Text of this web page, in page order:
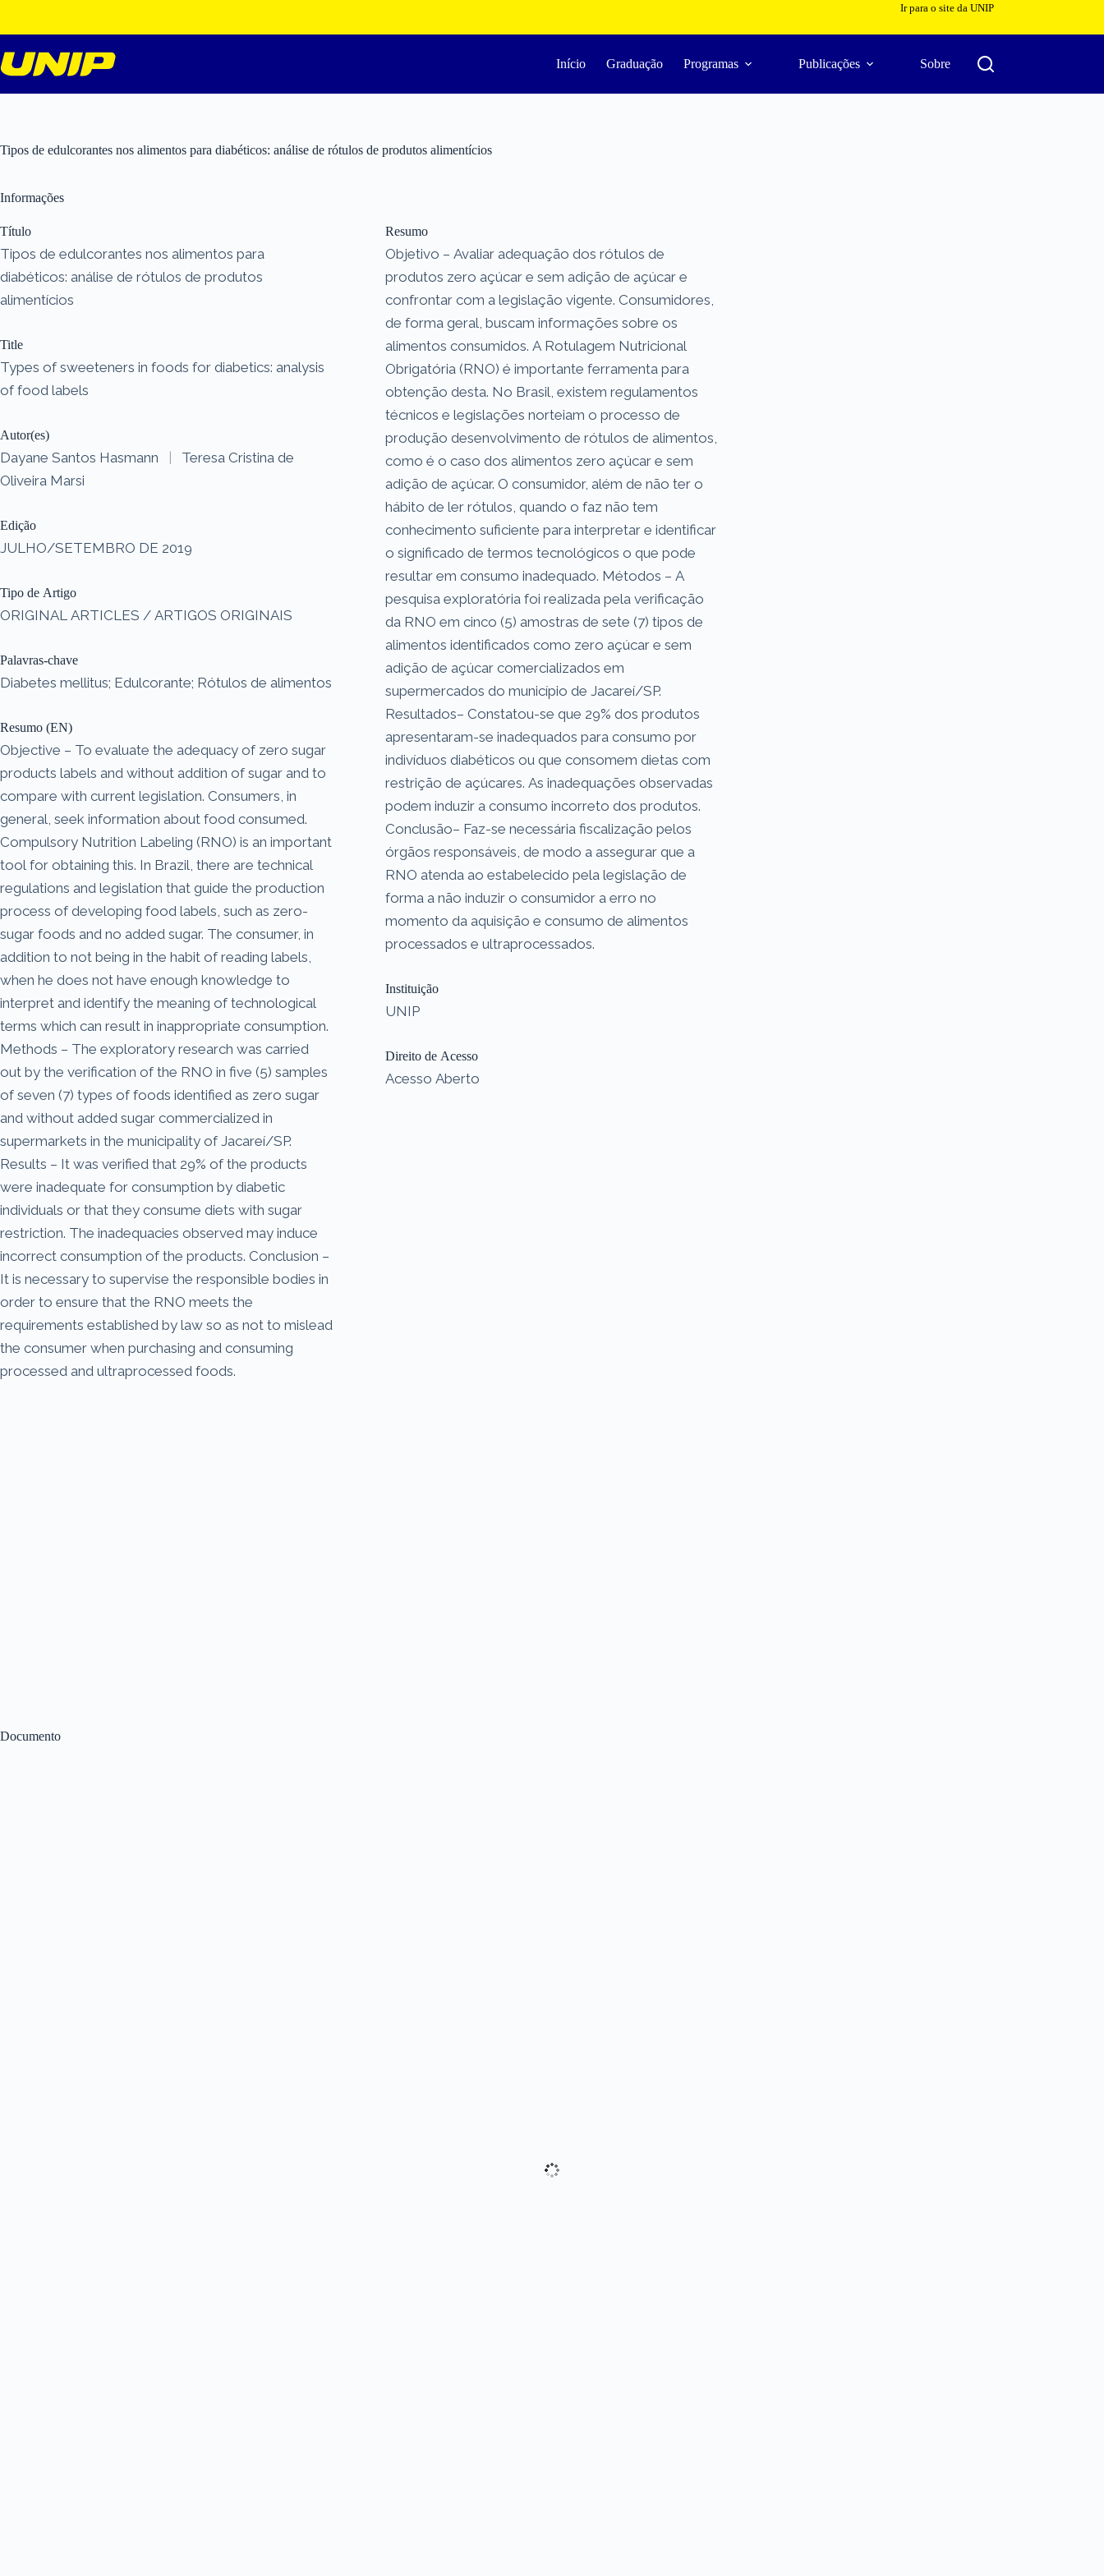
o
conteúdo
Ir para o site da UNIP
Início Graduação Programas Publicações Sobre
Tipos de edulcorantes nos alimentos para diabéticos: análise de rótulos de produtos alimentícios
Documento
Informações
Título
Tipos de edulcorantes nos alimentos para
diabéticos: análise de rótulos de produtos
alimentícios
Title
Types of sweeteners in foods for diabetics: analysis
of food labels
Autor(es)
Dayane Santos Hasmann |
Teresa Cristina de
Oliveira Marsi
Edição
JULHO/SETEMBRO DE 2019
Tipo de Artigo
ORIGINAL ARTICLES / ARTIGOS ORIGINAIS
Palavras-chave
Diabetes mellitus; Edulcorante; Rótulos de alimentos
Resumo (EN)
Objective – To evaluate the adequacy of zero sugar
products labels and without addition of sugar and to
compare with current legislation. Consumers, in
general, seek information about food consumed.
Compulsory Nutrition Labeling (RNO) is an important
tool for obtaining this. In Brazil, there are technical
regulations and legislation that guide the production
process of developing food labels, such as zero-
sugar foods and no added sugar. The consumer, in
addition to not being in the habit of reading labels,
when he does not have enough knowledge to
interpret and identify the meaning of technological
terms which can result in inappropriate consumption.
Methods – The exploratory research was carried
out by the verification of the RNO in five (5) samples
of seven (7) types of foods identified as zero sugar
and without added sugar commercialized in
supermarkets in the municipality of Jacareí/SP.
Results – It was verified that 29% of the products
were inadequate for consumption by diabetic
individuals or that they consume diets with sugar
restriction. The inadequacies observed may induce
incorrect consumption of the products. Conclusion –
It is necessary to supervise the responsible bodies in
order to ensure that the RNO meets the
requirements established by law so as not to mislead
the consumer when purchasing and consuming
processed and ultraprocessed foods.
Resumo
Objetivo – Avaliar adequação dos rótulos de
produtos zero açúcar e sem adição de açúcar e
confrontar com a legislação vigente. Consumidores,
de forma geral, buscam informações sobre os
alimentos consumidos. A Rotulagem Nutricional
Obrigatória (RNO) é importante ferramenta para
obtenção desta. No Brasil, existem regulamentos
técnicos e legislações norteiam o processo de
produção desenvolvimento de rótulos de alimentos,
como é o caso dos alimentos zero açúcar e sem
adição de açúcar. O consumidor, além de não ter o
hábito de ler rótulos, quando o faz não tem
conhecimento suficiente para interpretar e identificar
o significado de termos tecnológicos o que pode
resultar em consumo inadequado. Métodos – A
pesquisa exploratória foi realizada pela verificação
da RNO em cinco (5) amostras de sete (7) tipos de
alimentos identificados como zero açúcar e sem
adição de açúcar comercializados em
supermercados do município de Jacareí/SP.
Resultados– Constatou-se que 29% dos produtos
apresentaram-se inadequados para consumo por
indivíduos diabéticos ou que consomem dietas com
restrição de açúcares. As inadequações observadas
podem induzir a consumo incorreto dos produtos.
Conclusão– Faz-se necessária fiscalização pelos
órgãos responsáveis, de modo a assegurar que a
RNO atenda ao estabelecido pela legislação de
forma a não induzir o consumidor a erro no
momento da aquisição e consumo de alimentos
processados e ultraprocessados.
Instituição
UNIP
Direito de Acesso
Acesso Aberto